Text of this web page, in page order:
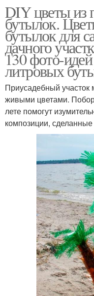
DIY цветы из
бутылок.
бутылок для
дачного
130 фото-
литровых
Приусадебный участок
живыми цветами.
лете помогут
композиции,